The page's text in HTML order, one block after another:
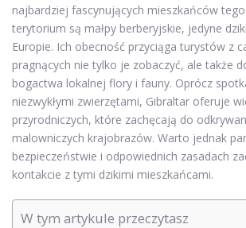
najbardziej fascynujących mieszkańców
terytorium są małpy berberyjskie, jedyne
Europie. Ich obecność przyciąga turystów z
pragnących nie tylko je zobaczyć, ale także
bogactwa lokalnej flory i fauny. Oprócz
niezwykłymi zwierzętami, Gibraltar oferuje
przyrodniczych, które zachęcają do
malowniczych krajobrazów. Warto jednak
bezpieczeństwie i odpowiednich zasadach
kontakcie z tymi dzikimi mieszkańcami.
W tym artykule przeczytasz